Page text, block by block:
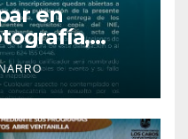
en
las Fiestas
2026